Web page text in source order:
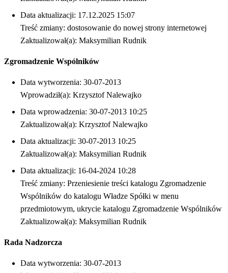
Data aktualizacji: 17.12.2025 15:07
Treść zmiany: dostosowanie do nowej strony internetowej
Zaktualizował(a): Maksymilian Rudnik
Zgromadzenie Wspólników
Data wytworzenia: 30-07-2013
Wprowadził(a): Krzysztof Nalewajko
Data wprowadzenia: 30-07-2013 10:25
Zaktualizował(a): Krzysztof Nalewajko
Data aktualizacji: 30-07-2013 10:25
Zaktualizował(a): Maksymilian Rudnik
Data aktualizacji: 16-04-2024 10:28
Treść zmiany: Przeniesienie treści katalogu Zgromadzenie
Wspólników do katalogu Władze Spółki w menu
przedmiotowym, ukrycie katalogu Zgromadzenie Wspólników
Zaktualizował(a): Maksymilian Rudnik
Rada Nadzorcza
Data wytworzenia: 30-07-2013